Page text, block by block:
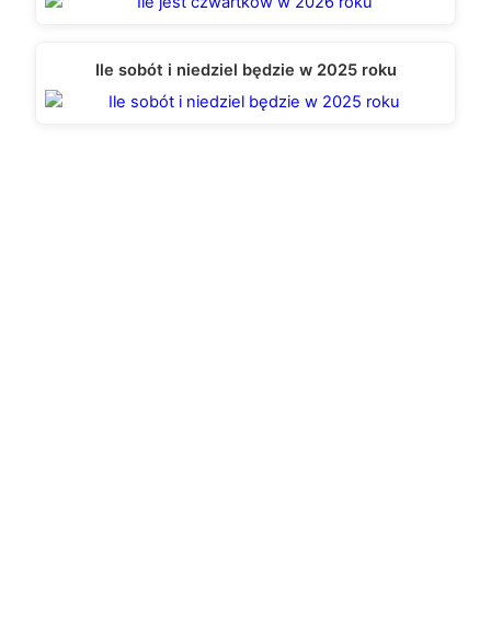
Ile sobót i niedziel będzie w 2025 roku